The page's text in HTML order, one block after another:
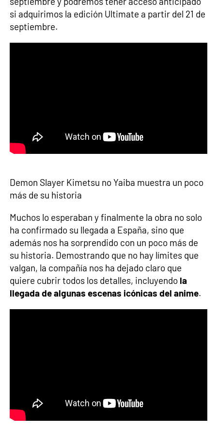
si adquirimos la edición Ultimate a partir del 21 de
septiembre.
Demon Slayer Kimetsu no Yaiba muestra un poco
más de su historia
Muchos lo esperaban y finalmente la obra no solo
ha confirmado su llegada a España, sino que
además nos ha sorprendido con un poco más de
su historia. Demostrando que no hay límites que
valgan, la compañía nos ha dejado claro que
quiere cubrir todos los detalles, incluyendo la
llegada de algunas escenas icónicas del anime.